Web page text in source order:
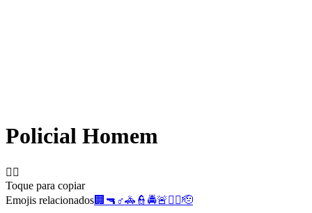
Policial Homem
👮‍♂️
Toque para copiar
Emojis relacionados🏢 🔫 ♂️🚓 👮 🚔🚨 👮‍♀️🫡